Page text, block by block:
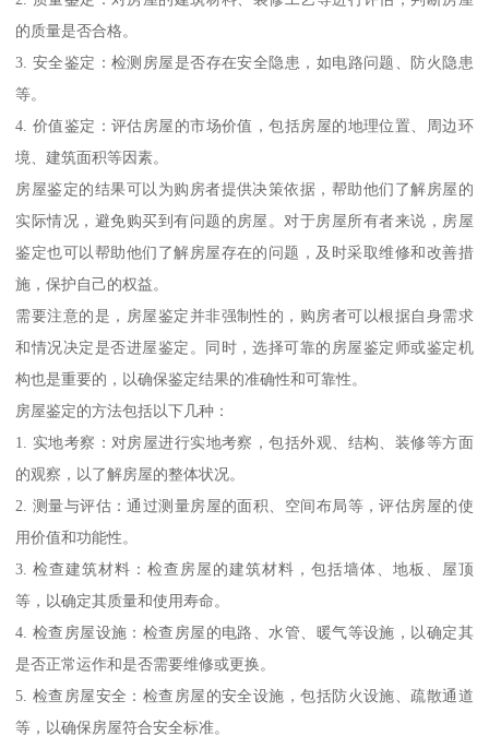
的质量是否合格。
3. 安全鉴定：检测房屋是否存在安全隐患，如电路问题、防火隐患
等。
4. 价值鉴定：评估房屋的市场价值，包括房屋的地理位置、周边环
境、建筑面积等因素。
房屋鉴定的结果可以为购房者提供决策依据，帮助他们了解房屋的
实际情况，避免购买到有问题的房屋。对于房屋所有者来说，房屋
鉴定也可以帮助他们了解房屋存在的问题，及时采取维修和改善措
施，保护自己的权益。
需要注意的是，房屋鉴定并非强制性的，购房者可以根据自身需求
和情况决定是否进屋鉴定。同时，选择可靠的房屋鉴定师或鉴定机
构也是重要的，以确保鉴定结果的准确性和可靠性。
房屋鉴定的方法包括以下几种：
1. 实地考察：对房屋进行实地考察，包括外观、结构、装修等方面
的观察，以了解房屋的整体状况。
2. 测量与评估：通过测量房屋的面积、空间布局等，评估房屋的使
用价值和功能性。
3. 检查建筑材料：检查房屋的建筑材料，包括墙体、地板、屋顶
等，以确定其质量和使用寿命。
4. 检查房屋设施：检查房屋的电路、水管、暖气等设施，以确定其
是否正常运作和是否需要维修或更换。
5. 检查房屋安全：检查房屋的安全设施，包括防火设施、疏散通道
等，以确保房屋符合安全标准。